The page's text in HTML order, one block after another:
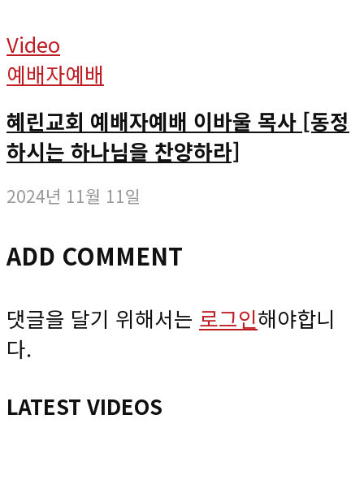
Video
예배자예배
혜린교회 예배자예배 이바울 목사 [동정
하시는 하나님을 찬양하라]
2024년 11월 11일
ADD COMMENT
댓글을 달기 위해서는 로그인해야합니
다.
LATEST VIDEOS